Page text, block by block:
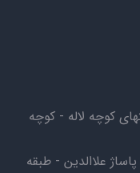
کوچه لاله - کوچه
علاالدین - طبقه